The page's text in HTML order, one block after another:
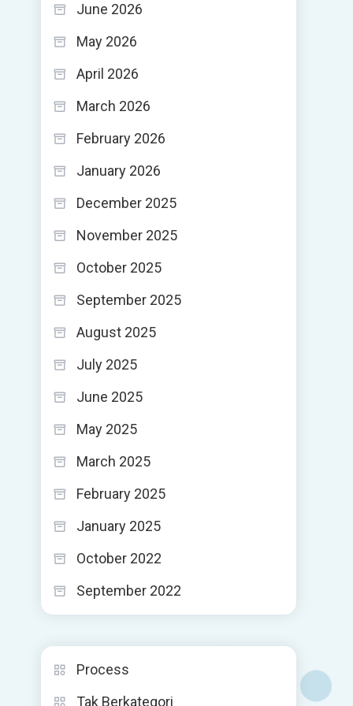
June 2026
May 2026
April 2026
March 2026
February 2026
January 2026
December 2025
November 2025
October 2025
September 2025
August 2025
July 2025
June 2025
May 2025
March 2025
February 2025
January 2025
October 2022
September 2022
Process
Tak Berkategori